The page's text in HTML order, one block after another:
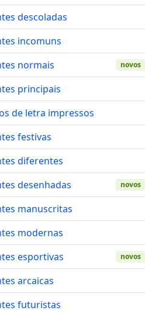
descoladas
incomuns
normais
novos
principais
de letra impressos
festivas
diferentes
desenhadas
novos
manuscritas
modernas
esportivas
novos
arcaicas
futuristas